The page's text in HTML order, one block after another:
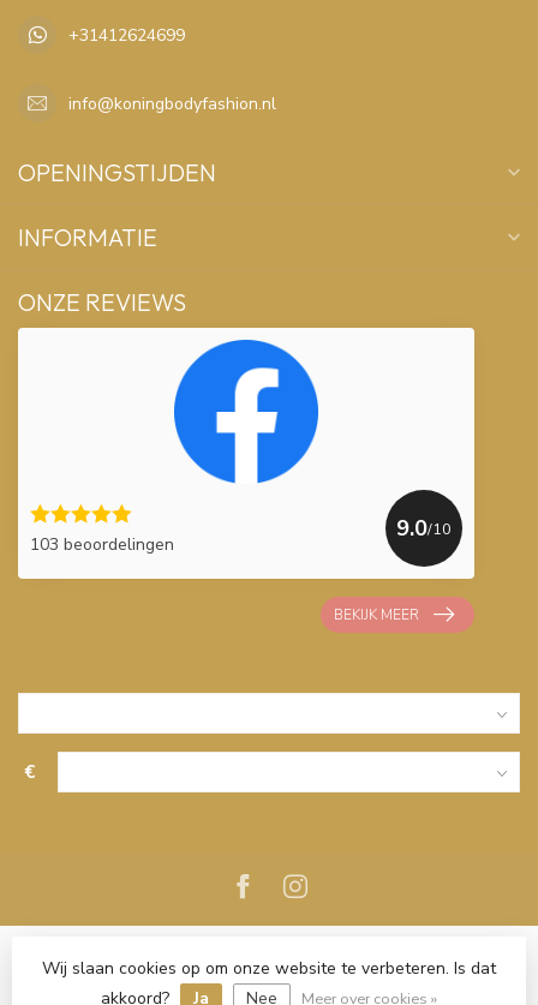
+31412624699
info@koningbodyfashion.nl
OPENINGSTIJDEN
INFORMATIE
ONZE REVIEWS
103 beoordelingen
9.0/10
BEKIJK MEER
€
Wij slaan cookies op om onze website te verbeteren. Is dat
akkoord?
Ja Nee Meer over cookies »